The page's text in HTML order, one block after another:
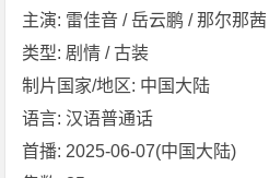
主演: 雷佳音 / 岳云鹏 / 那尔那
类型: 剧情 / 古装
制片国家/地区: 中国大陆
语言: 汉语普通话
首播: 2025-06-07(中国大陆)